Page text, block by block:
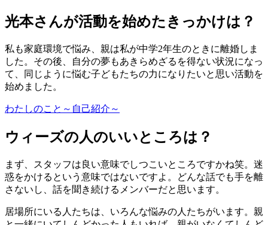
光本さんが活動を始めたきっかけは？
私も家庭環境で悩み、親は私が中学2年生のときに離婚しま
した。その後、自分の夢もあきらめざるを得ない状況になっ
て、同じように悩む子どもたちの力になりたいと思い活動を
始めました。
わたしのこと～自己紹介～
ウィーズの人のいいところは？
まず、スタッフは良い意味でしつこいところですかね笑。迷
惑をかけるという意味ではないですよ。どんな話でも手を離
さないし、話を聞き続けるメンバーだと思います。
居場所にいる人たちは、いろんな悩みの人たちがいます。親